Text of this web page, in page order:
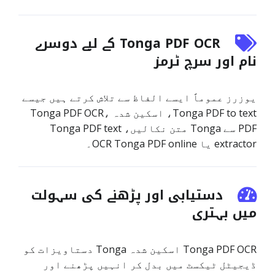
Tonga PDF OCR کے لیے دوسرے
نام اور سرچ ٹرمز
یوزرز عموماً ایسے الفاظ سے تلاش کرتے ہیں جیسے
Tonga PDF to text، اسکین شدہ Tonga PDF OCR،
PDF سے Tonga متن نکالیں، Tonga PDF text
extractor یا OCR Tonga PDF online۔
دستیابی اور پڑھنے کی سہولت
میں بہتری
Tonga PDF OCR اسکین شدہ Tonga دستاویزات کو
ڈیجیٹل ٹیکسٹ میں بدل کر انہیں پڑھنے اور